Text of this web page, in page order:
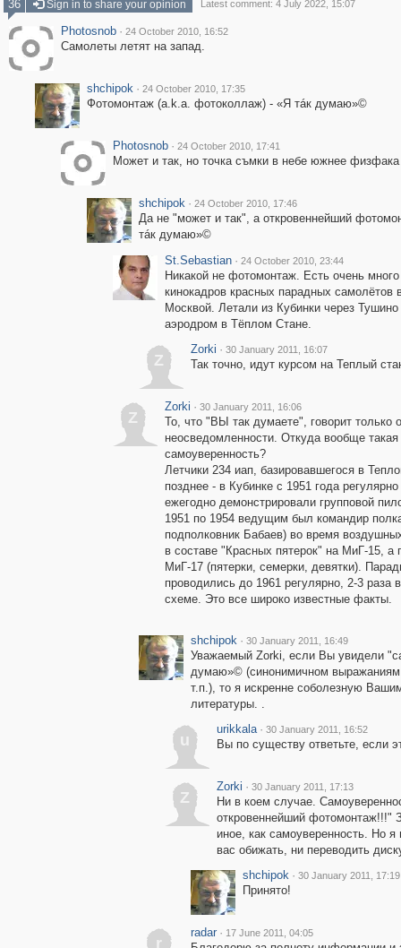
36
Sign in to share your opinion Latest comment: 4 July 2022, 15:07
Photosnob · 24 October 2010, 16:52
Самолеты летят на запад.
shchipok · 24 October 2010, 17:35
Фотомонтаж (a.k.a. фотоколлаж) - «Я тáк думаю»©
Photosnob · 24 October 2010, 17:41
Может и так, но точка съмки в небе южнее
shchipok · 24 October 2010, 17:46
Да не "может и так", а откровеннейший
тáк думаю»©
St.Sebastian · 24 October 2010, 23:44
Никакой не фотомонтаж. Есть очень много
кинокадров красных парадных самолётов
Москвой. Летали из Кубинки через Тушино
аэродром в Тёплом Стане.
Z
Zorki · 30 January 2011, 16:07
Так точно, идут курсом на Теплый
Z
Zorki · 30 January 2011, 16:06
То, что "ВЫ так думаете", говорит только
неосведомленности. Откуда вообще такая
самоуверенность?
Летчики 234 иап, базировавшегося в
позднее - в Кубинке с 1951 года регулярно
ежегодно демонстрировали групповой
1951 по 1954 ведущим был командир
подполковник Бабаев) во время
в составе "Красных пятерок" на МиГ-15, а
МиГ-17 (пятерки, семерки, девятки).
проводились до 1961 регулярно, 2-3
схеме. Это все широко известные факты.
shchipok · 30 January 2011, 16:49
Уважаемый Zorki, если Вы увидели
думаю»© (синонимичном
т.п.), то я искренне соболезную
литературы. .
u
urikkala · 30 January 2011, 16:52
Вы по существу ответьте, если
Z
Zorki · 30 January 2011, 17:13
Ни в коем случае.
откровеннейший фотомонтаж!!!"
иное, как самоуверенность. Но
вас обижать, ни переводить
shchipok · 30 January 2011, 17:19
Принято!
r
radar · 17 June 2011, 04:05